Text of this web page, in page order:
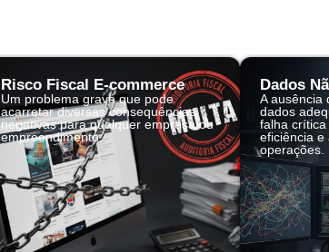
Risco Fiscal E-commerce
Um problema grave que pode
acarretar diversas consequências
negativas para qualquer empresa ou
empreendimento.
Dados
A ausência
dados
falha
eficiência e
operações.